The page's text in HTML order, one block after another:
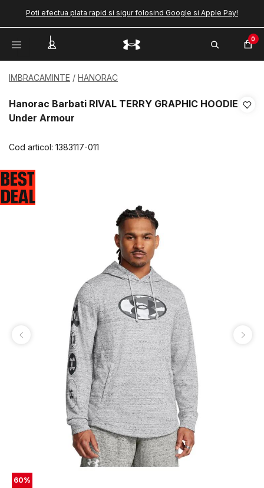
Poti efectua plata rapid si sigur folosind Google si Apple Pay!
0
IMBRACAMINTE HANORAC
Hanorac Barbati RIVAL TERRY GRAPHIC HOODIE
Under Armour
Cod articol: 1383117-011
60%